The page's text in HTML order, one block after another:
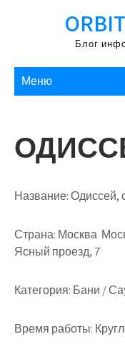
Блог
Меню
Название:Одиссей,
Страна: Москва
Ясный проезд, 7
Категория: Бани /
Время работы: